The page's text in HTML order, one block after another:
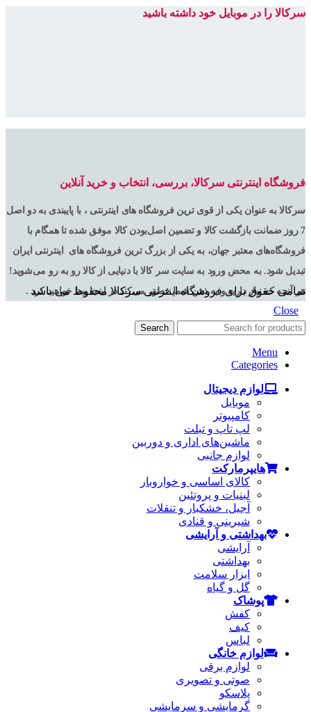
سرکالا را در موبایل خود داشته باشید
فروشگاه اینترنتی سرکالا، بررسی، انتخاب و خرید آنلاین
سرکالا به عنوان یکی از قوی ترین فروشگاه های اینترنتی ، با پایبندی به دو اصل
7 روز ضمانت بازگشت کالا و تضمین اصل‌بودن کالا موفق شده تا همگام با
فروشگاه‌های معتبر جهان، به یکی از بزرگ ترین فروشگاه های اینترنتی ایران
تبدیل شود. به محض ورود به سایت سر کالا با دنیایی از کالا رو به رو می‌شوید!
هر آنچه که نیاز دارید و به ذهن شما خطور می‌کند در اینجا پیدا خواهید کرد .
تمامی حقوق برای فروشگاه اینترنتی سرکالا محفوظ می باشد
Close
Search
Menu
Categories
لوازم دیجیتال
موبایل
کامپیوتر
لپ تاپ و تبلت
ماشین‌های اداری و دوربین
لوازم جانبی
هایپرمارکت
کالای اساسی و خواروبار
لبنیات و پروتئین
آجیل، خشکبار و تنقلات
شیرینی و قنادی
بهداشتی و آرایشی
آرایشی
بهداشتی
ابزار سلامت
گل و گیاه
پوشاک
کفش
کیف
لباس
لوازم خانگی
لوازم برقی
صوتی و تصویری
پلاسکو
گرمایشی و سرمایشی